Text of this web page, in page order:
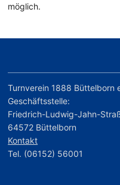
möglich.
Turnverein 1888 Büttelborn
Geschäftsstelle:
Friedrich-Ludwig-Jahn-
64572 Büttelborn
Kontakt
Tel. (06152) 56001